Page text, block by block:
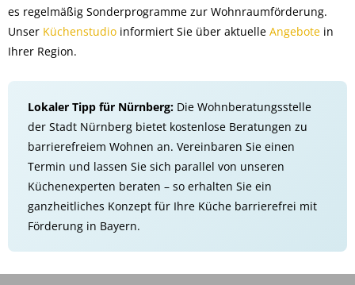
es regelmäßig Sonderprogramme zur Wohnraumförderung.
Unser Küchenstudio informiert Sie über aktuelle Angebote in
Ihrer Region.
Lokaler Tipp für Nürnberg: Die Wohnberatungsstelle
der Stadt Nürnberg bietet kostenlose Beratungen zu
barrierefreiem Wohnen an. Vereinbaren Sie einen
Termin und lassen Sie sich parallel von unseren
Küchenexperten beraten – so erhalten Sie ein
ganzheitliches Konzept für Ihre Küche barrierefrei mit
Förderung in Bayern.